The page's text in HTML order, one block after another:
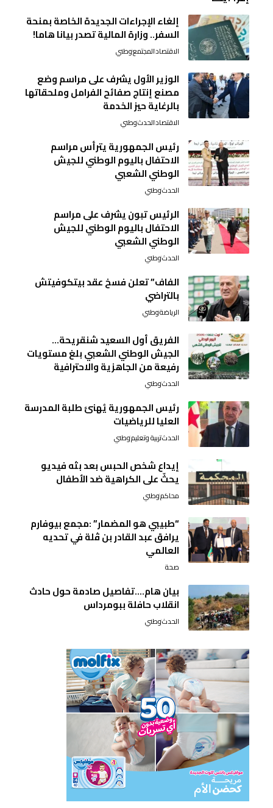
إلغاء الإجراءات الجديدة الخاصة بمنحة
السفر.. وزارة المالية تصدر بيانا هاما!
الاقتصادالمجتمعوطني
الوزير الأول يشرف على مراسم وضع
مصنع إنتاج صفائح الفرامل وملحقاتها
بالرغاية حيز الخدمة
الاقتصادالحدثوطني
رئيس الجمهورية يترأس مراسم
الاحتفال باليوم الوطني للجيش
الوطني الشعبي
الحدثوطني
الرئيس تبون يشرف على مراسم
الاحتفال باليوم الوطني للجيش
الوطني الشعبي
الحدثوطني
الفاف” تعلن فسخ عقد بيتكوفيتش
بالتراضي
الرياضةوطني
الفريق أول السعيد شنقريحة…
الجيش الوطني الشعبي بلغ مستويات
رفيعة من الجاهزية والاحترافية
الحدثوطني
رئيس الجمهورية يُهنئ طلبة المدرسة
العليا للرياضيات
الحدثتربية وتعليموطني
إيداع شخص الحبس بعد بثه فيديو
يحثّ على الكراهية ضد الأطفال
محاكموطني
“طبيبي هو المضمار” :مجمع بيوفارم
يرافق عبد القادر بن ڤلة في تحديه
العالمي
صحة
بيان هام….تفاصيل صادمة حول حادث
انقلاب حافلة ببومرداس
الحدثوطني